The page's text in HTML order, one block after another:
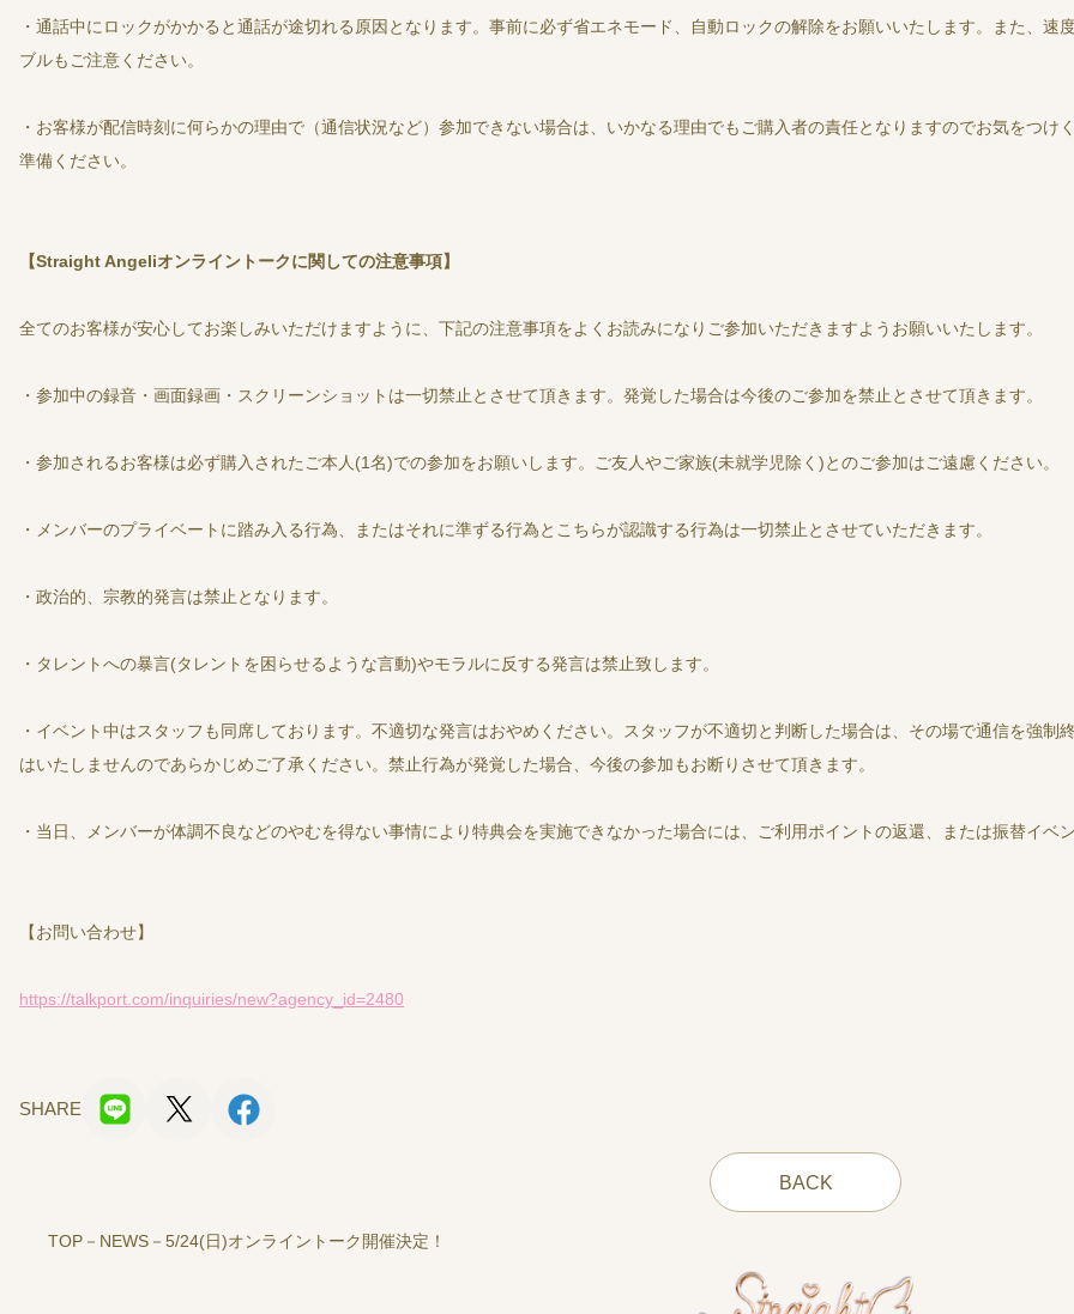
・通話中にロックがかかると通話が途切れる原因となります。事前に必ず省エネモード、自動ロックの解除をお願いいたします。また、
ブルもご注意ください。
・お客様が配信時刻に何らかの理由で（通信状況など）参加できない場合は、いかなる理由でもご購入者の責任となりますのでお気をつ
準備ください。
【Straight Angeliオンライントークに関しての注意事項】
全てのお客様が安心してお楽しみいただけますように、下記の注意事項をよくお読みになりご参加いただきますようお願いいたします。
・参加中の録音・画面録画・スクリーンショットは一切禁止とさせて頂きます。発覚した場合は今後のご参加を禁止とさせて頂きます。
・参加されるお客様は必ず購入されたご本人(1名)での参加をお願いします。ご友人やご家族(未就学児除く)とのご参加はご遠慮ください。
・メンバーのプライベートに踏み入る行為、またはそれに準ずる行為とこちらが認識する行為は一切禁止とさせていただきます。
・政治的、宗教的発言は禁止となります。
・タレントへの暴言(タレントを困らせるような言動)やモラルに反する発言は禁止致します。
・イベント中はスタッフも同席しております。不適切な発言はおやめください。スタッフが不適切と判断した場合は、その場で通信を強
はいたしませんのであらかじめご了承ください。禁止行為が発覚した場合、今後の参加もお断りさせて頂きます。
・当日、メンバーが体調不良などのやむを得ない事情により特典会を実施できなかった場合には、ご利用ポイントの返還、または振替イベ
【お問い合わせ】
https://talkport.com/inquiries/new?agency_id=2480
SHARE
BACK
TOP NEWS 5/24(日)オンライントーク開催決定！